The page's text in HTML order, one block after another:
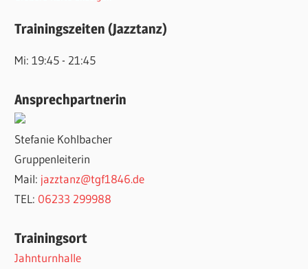
Trainingszeiten (Jazztanz)
Mi: 19:45 - 21:45
Ansprechpartnerin
Stefanie Kohlbacher
Gruppenleiterin
Mail: jazztanz@tgf1846.de
TEL: 06233 299988
Trainingsort
Jahnturnhalle